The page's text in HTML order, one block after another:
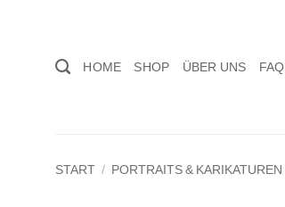
springen
HOME SHOP ÜBER UNS FAQ
START / PORTRAITS & KARIKATUREN